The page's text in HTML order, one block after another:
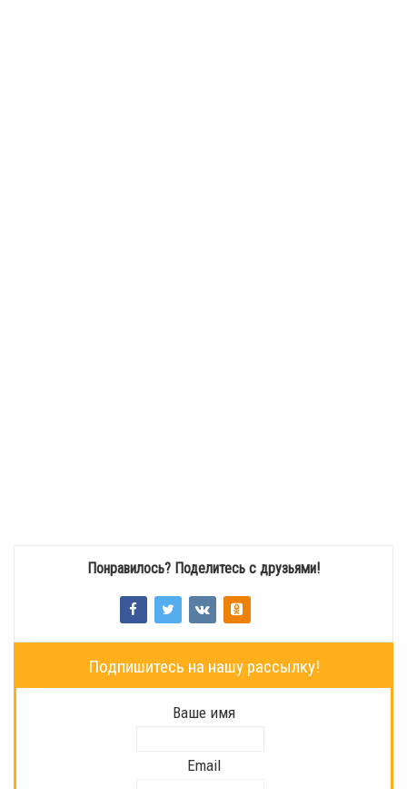
Понравилось? Поделитесь с друзьями!
Подпишитесь на нашу рассылку!
Ваше имя
Email